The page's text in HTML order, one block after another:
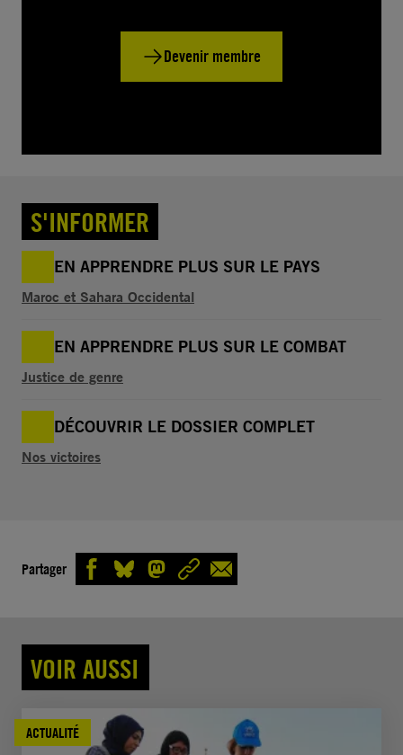
Devenir membre
S'INFORMER
EN APPRENDRE PLUS SUR LE PAYS
Maroc et Sahara Occidental
EN APPRENDRE PLUS SUR LE COMBAT
Justice de genre
DÉCOUVRIR LE DOSSIER COMPLET
Nos victoires
Partager
VOIR AUSSI
ACTUALITÉ